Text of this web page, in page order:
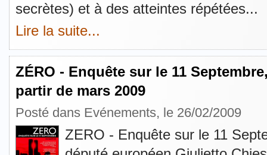
secrètes) et à des atteintes répétées...
Lire la suite...
ZÉRO - Enquête sur le 11
partir de mars 2009
Posté dans Evénements, le 26/02/2009
ZERO - Enquête sur le 11